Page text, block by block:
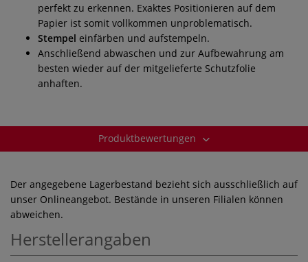
perfekt zu erkennen. Exaktes Positionieren auf dem
Papier ist somit vollkommen unproblematisch.
Stempel einfärben und aufstempeln.
Anschließend abwaschen und zur Aufbewahrung am
besten wieder auf der mitgelieferte Schutzfolie
anhaften.
Produktbewertungen
Der angegebene Lagerbestand bezieht sich ausschließlich auf
unser Onlineangebot. Bestände in unseren Filialen können
abweichen.
Herstellerangaben